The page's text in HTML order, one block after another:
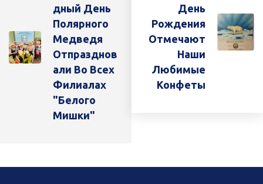
Дный День
Полярного
Медведя
Отпразднов
Али Во Всех
Филиалах
"Белого
Мишки"
День
Рождения
Отмечают
Наши
Любимые
Конфеты